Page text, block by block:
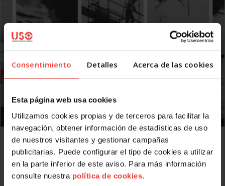
Consentimiento Detalles Acerca de las cookies
Esta página web usa cookies
Utilizamos cookies propias y de terceros para facilitar la
navegación, obtener información de estadísticas de uso
de nuestros visitantes y gestionar campañas
publicitarias. Puede configurar el tipo de cookies a utilizar
en la parte inferior de este aviso. Para más información
consulte nuestra política de cookies.
Mercado laboral 2026: más indefinidos sobre el
papel, más precariedad en la práctica
JULIO 31, 2026
USO analiza la situación del mercado laboral en el primer